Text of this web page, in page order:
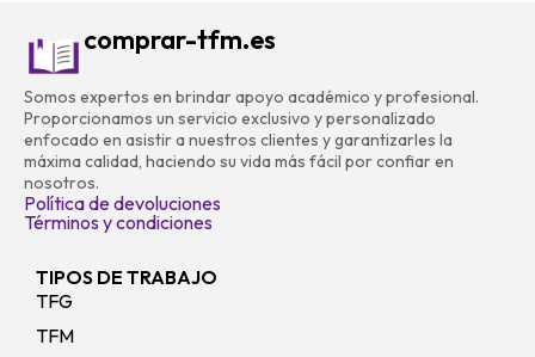
comprar-tfm.es
Somos expertos en brindar apoyo académico y profesional.
Proporcionamos un servicio exclusivo y personalizado
enfocado en asistir a nuestros clientes y garantizarles la
máxima calidad, haciendo su vida más fácil por confiar en
nosotros.
Política de devoluciones
Términos y condiciones
TIPOS DE TRABAJO
TFG
TFM